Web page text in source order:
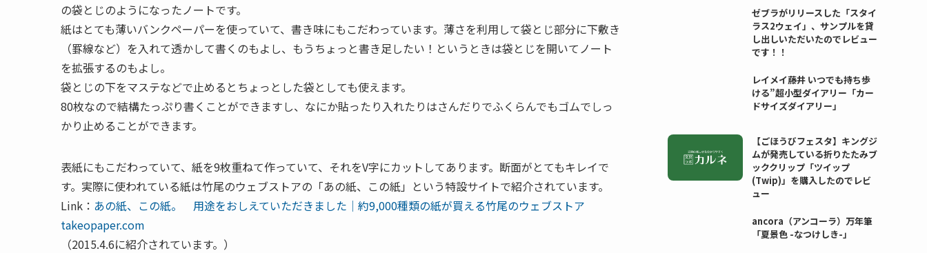
の袋とじのようになったノートです。
紙はとても薄いバンクペーパーを使っていて、書き味にもこだわっています。薄さを利用して袋とじ部分に下敷き
（罫線など）を入れて透かして書くのもよし、もうちょっと書き足したい！というときは袋とじを開いてノート
を拡張するのもよし。
袋とじの下をマステなどで止めるとちょっとした袋としても使えます。
80枚なので結構たっぷり書くことができますし、なにか貼ったり入れたりはさんだりでふくらんでもゴムでしっ
かり止めることができます。
表紙にもこだわっていて、紙を9枚重ねて作っていて、それをV字にカットしてあります。断面がとてもキレイで
す。実際に使われている紙は竹尾のウェブストアの「あの紙、この紙」という特設サイトで紹介されています。
Link： あの紙、この紙。 用途をおしえていただきました│約9,000種類の紙が買える竹尾のウェブストア
takeopaper.com
（2015.4.6に紹介されています。）
ゼブラがリリースした「スタイ
ラス2ウェイ」、サンプルを貸
し出しいただいたのでレビュー
です！！
レイメイ藤井 いつでも持ち歩
ける”超小型ダイアリー「カー
ドサイズダイアリー」
【ごほうびフェスタ】キングジ
ムが発売している折りたたみブ
ッククリップ「ツイップ
(Twip)」を購入したのでレビ
ュー
ancora（アンコーラ）万年筆
「夏景色 -なつけしき-」